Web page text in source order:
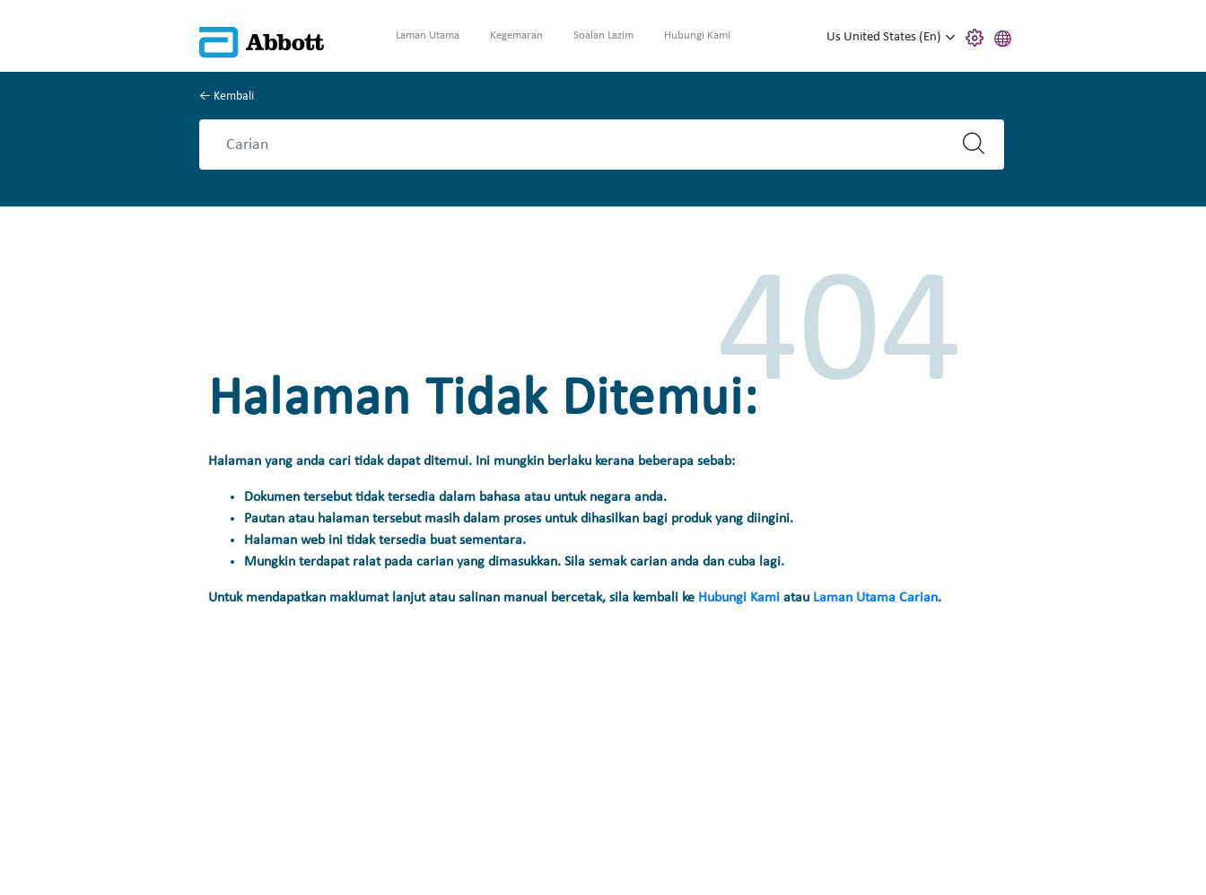
Laman Utama Kegemaran Soalan Lazim Hubungi Kami Us United States (En)
Kembali
404
Halaman Tidak Ditemui:
Halaman yang anda cari tidak dapat ditemui. Ini mungkin berlaku kerana beberapa sebab:
Dokumen tersebut tidak tersedia dalam bahasa atau untuk negara anda.
Pautan atau halaman tersebut masih dalam proses untuk dihasilkan bagi produk yang diingini.
Halaman web ini tidak tersedia buat sementara.
Mungkin terdapat ralat pada carian yang dimasukkan. Sila semak carian anda dan cuba lagi.
Untuk mendapatkan maklumat lanjut atau salinan manual bercetak, sila kembali ke Hubungi Kami atau Laman Utama Carian.